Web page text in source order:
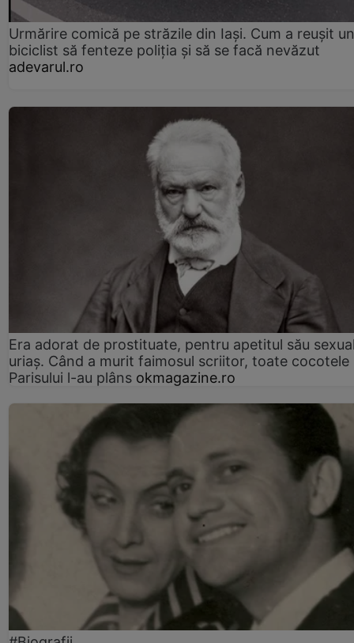
Urmărire comică pe străzile din Iași. Cum a reușit un
biciclist să fenteze poliția și să se facă nevăzut
adevarul.ro
Era adorat de prostituate, pentru apetitul său
uriaș. Când a murit faimosul scriitor, toate cocotele
Parisului l-au plâns okmagazine.ro